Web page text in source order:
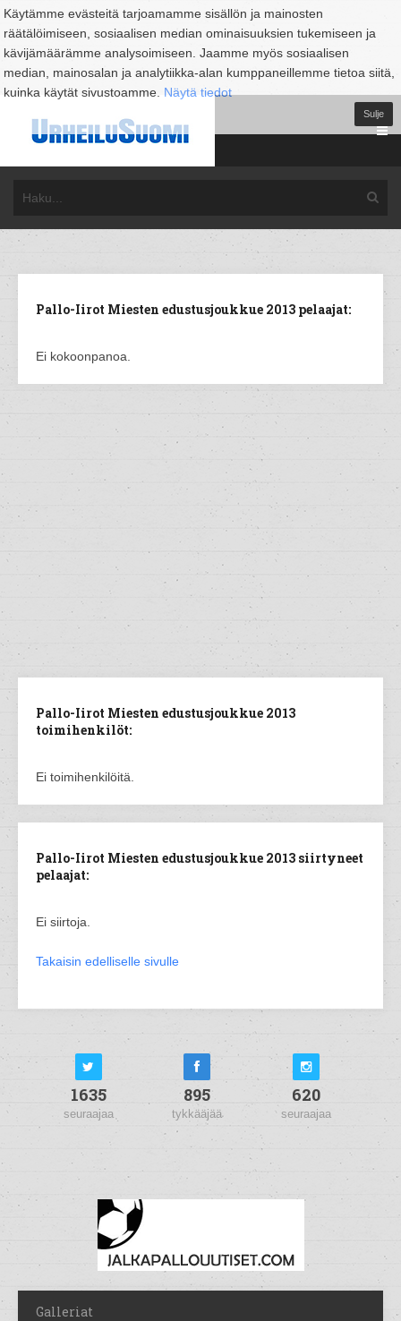
Käytämme evästeitä tarjoamamme sisällön ja mainosten
räätälöimiseen, sosiaalisen median ominaisuuksien tukemiseen ja
kävijämäärämme analysoimiseen. Jaamme myös sosiaalisen
median, mainosalan ja analytiikka-alan kumppaneillemme tietoa siitä,
kuinka käytät sivustoamme. Näytä tiedot
Sulje
Pallo-Iirot Miesten edustusjoukkue 2013 pelaajat:
Ei kokoonpanoa.
Pallo-Iirot Miesten edustusjoukkue 2013
toimihenkilöt:
Ei toimihenkilöitä.
Pallo-Iirot Miesten edustusjoukkue 2013 siirtyneet
pelaajat:
Ei siirtoja.
Takaisin edelliselle sivulle
1635
seuraajaa
895
tykkääjää
620
seuraajaa
Galleriat